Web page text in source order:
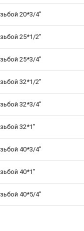
20*3/4"
25*1/2"
25*3/4"
32*1/2"
32*3/4"
32*1"
40*3/4"
40*1"
40*5/4"